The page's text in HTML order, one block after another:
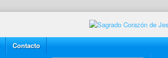
Contacto